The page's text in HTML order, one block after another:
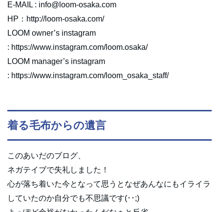
E-MAIL : info@loom-osaka.com
HP：http://loom-osaka.com/
LOOM owner’s instagram
: https://www.instagram.com/loom.osaka/
LOOM manager’s instagram
: https://www.instagram.com/loom_osaka_staff/
着る毛布からの遺言
このあいだのブログ、
ネガテイブで失礼しました！
心が落ち着いた今となって思うとなぜあんなにもイライラ
していたのか自分でも不思議です(･･;)